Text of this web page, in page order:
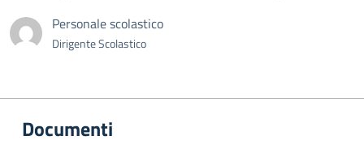
Personale scolastico
Dirigente Scolastico
Documenti